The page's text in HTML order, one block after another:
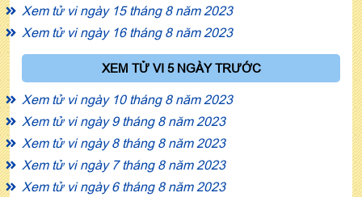
Xem tử vi ngày 15 tháng 8 năm 2023
Xem tử vi ngày 16 tháng 8 năm 2023
XEM TỬ VI 5 NGÀY TRƯỚC
Xem tử vi ngày 10 tháng 8 năm 2023
Xem tử vi ngày 9 tháng 8 năm 2023
Xem tử vi ngày 8 tháng 8 năm 2023
Xem tử vi ngày 7 tháng 8 năm 2023
Xem tử vi ngày 6 tháng 8 năm 2023